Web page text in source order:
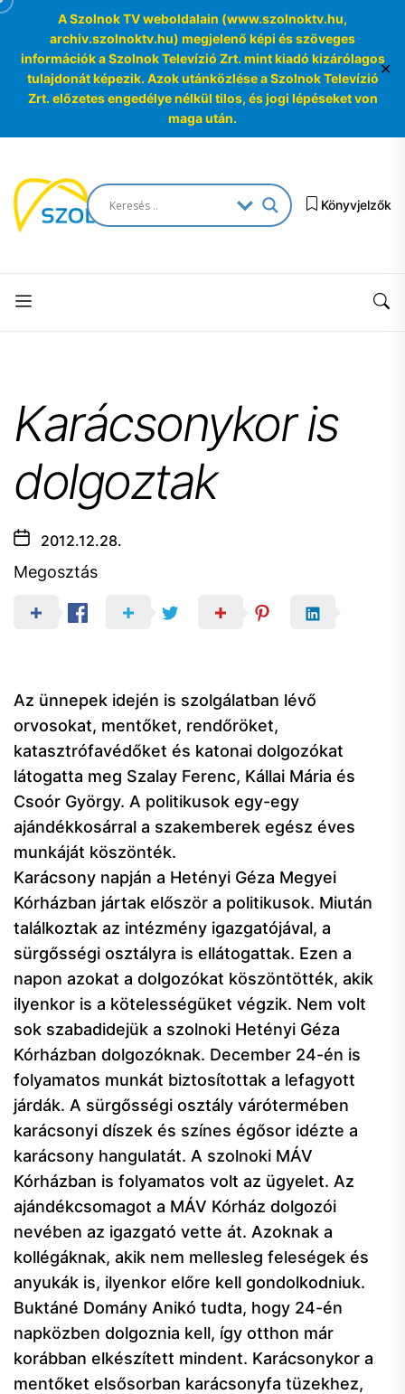
A Szolnok TV weboldalain (www.szolnoktv.hu,
archiv.szolnoktv.hu) megjelenő képi és szöveges
információk a Szolnok Televízió Zrt. mint kiadó kizárólagos
tulajdonát képezik. Azok utánközlése a Szolnok Televízió
Zrt. előzetes engedélye nélkül tilos, és jogi lépéseket von
maga után.
✕
the
content
SzolnokTV
Archívum
Archívum
Könyvjelzők
Karácsonykor is
dolgoztak
2012.12.28.
Megosztás
Az ünnepek idején is szolgálatban lévő
orvosokat, mentőket, rendőröket,
katasztrófavédőket és katonai dolgozókat
látogatta meg Szalay Ferenc, Kállai Mária és
Csoór György. A politikusok egy-egy
ajándékkosárral a szakemberek egész éves
munkáját köszönték.
Karácsony napján a Hetényi Géza Megyei
Kórházban jártak először a politikusok. Miután
találkoztak az intézmény igazgatójával, a
sürgősségi osztályra is ellátogattak. Ezen a
napon azokat a dolgozókat köszöntötték, akik
ilyenkor is a kötelességüket végzik. Nem volt
sok szabadidejük a szolnoki Hetényi Géza
Kórházban dolgozóknak. December 24-én is
folyamatos munkát biztosítottak a lefagyott
járdák. A sürgősségi osztály várótermében
karácsonyi díszek és színes égősor idézte a
karácsony hangulatát. A szolnoki MÁV
Kórházban is folyamatos volt az ügyelet. Az
ajándékcsomagot a MÁV Kórház dolgozói
nevében az igazgató vette át. Azoknak a
kollégáknak, akik nem mellesleg feleségek és
anyukák is, ilyenkor előre kell gondolkodniuk.
Buktáné Domány Anikó tudta, hogy 24-én
napközben dolgoznia kell, így otthon már
korábban elkészített mindent. Karácsonykor a
mentőket elsősorban karácsonyfa tüzekhez,